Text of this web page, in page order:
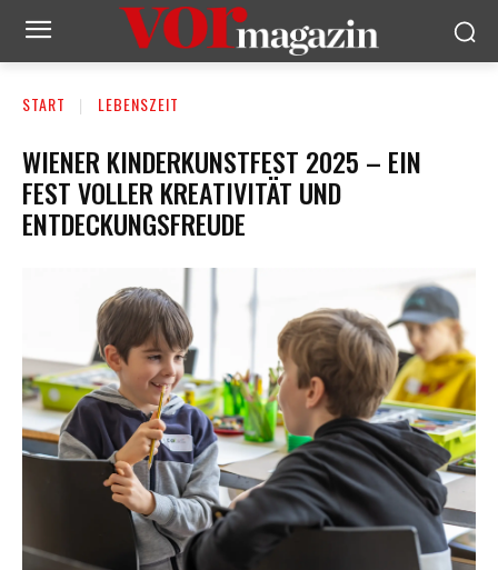
START LEBENSZEIT
WIENER KINDERKUNSTFEST 2025 – EIN
FEST VOLLER KREATIVITÄT UND
ENTDECKUNGSFREUDE